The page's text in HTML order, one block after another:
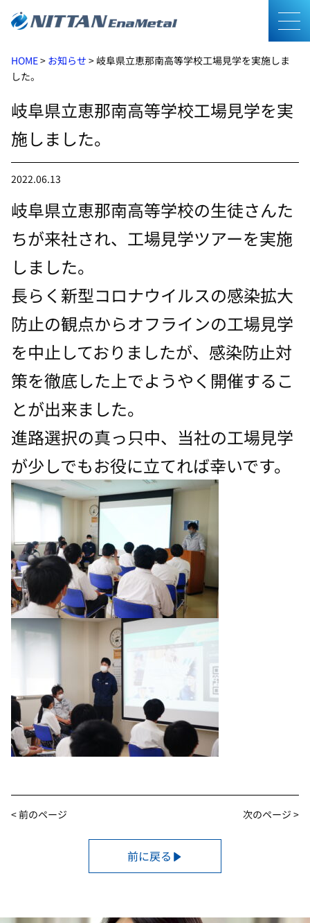
メ
HOME> お知らせ > 岐阜県立恵那南高等学校工場見学を実施しま
した。
岐阜県立恵那南高等学校工場見学を実
施しました。
2022.06.13
岐阜県立恵那南高等学校の生徒さんた
ちが来社され、工場見学ツアーを実施
しました。
長らく新型コロナウイルスの感染拡大
防止の観点からオフラインの工場見学
を中止しておりましたが、感染防止対
策を徹底した上でようやく開催するこ
とが出来ました。
進路選択の真っ只中、当社の工場見学
が少しでもお役に立てれば幸いです。
< 前のページ 次のページ >
前に戻る